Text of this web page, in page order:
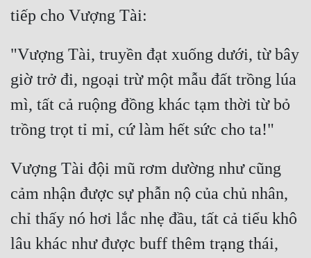
"Vượng Tài, truyền đạt xuống dưới, từ bây
giờ trở đi, ngoại trừ một mẫu đất trồng lúa
mì, tất cả ruộng đồng khác tạm thời từ bỏ
Vượng Tài đội mũ rơm dường như cũng
cảm nhận được sự phẫn nộ của chủ nhân,
chỉ thấy nó hơi lắc nhẹ đầu, tất cả tiểu khô
lâu khác như được buff thêm trạng thái,